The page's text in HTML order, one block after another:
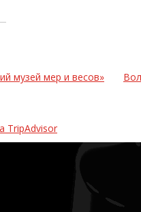
музей мер и весов»
TripAdvisor